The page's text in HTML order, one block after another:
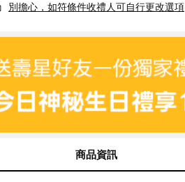
別擔心，如符條件收禮人可自行更改選項
商品資訊